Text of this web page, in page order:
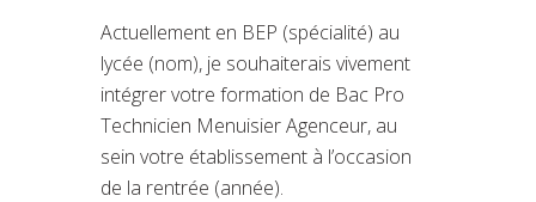
Actuellement en BEP (spécialité) au
lycée (nom), je souhaiterais vivement
intégrer votre formation de Bac Pro
Technicien Menuisier Agenceur, au
sein votre établissement à l’occasion
de la rentrée (année).